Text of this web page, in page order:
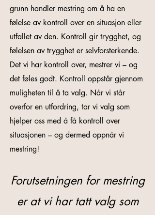
grunn handler mestring om å ha en
følelse av kontroll over en situasjon eller
utfallet av den. Kontroll gir trygghet, og
følelsen av trygghet er selvforsterkende.
Det vi har kontroll over, mestrer vi – og
det føles godt. Kontroll oppstår gjennom
muligheten til å ta valg. Når vi står
overfor en utfordring, tar vi valg som
hjelper oss med å få kontroll over
situasjonen – og dermed oppnår vi
mestring!
Forutsetningen for mestring
erat vi har tatt valg som